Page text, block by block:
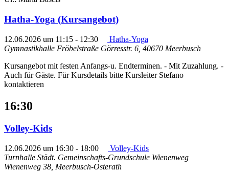
Hatha-Yoga (Kursangebot)
12.06.2026 um 11:15 - 12:30
Hatha-Yoga
Gymnastikhalle Fröbelstraße Görresstr. 6, 40670 Meerbusch
Kursangebot mit festen Anfangs-u. Endterminen. - Mit Zuzahlung. -
Auch für Gäste. Für Kursdetails bitte Kursleiter Stefano
kontaktieren
16:30
Volley-Kids
12.06.2026 um 16:30 - 18:00
Volley-Kids
Turnhalle Städt. Gemeinschafts-Grundschule Wienenweg
Wienenweg 38, Meerbusch-Osterath